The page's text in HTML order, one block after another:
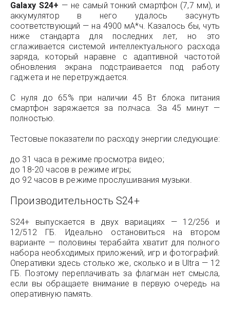
Galaxy S24+ — не самый тонкий смартфон (7,7 мм), и
аккумулятор в него удалось засунуть
соответствующий — на 4900 мА*ч. Казалось бы, чуть
ниже стандарта для последних лет, но это
сглаживается системой интеллектуального расхода
заряда, который наравне с адаптивной частотой
обновления экрана подстраивается под работу
гаджета и не перетруждается.
С нуля до 65% при наличии 45 Вт блока питания
смартфон заряжается за полчаса. За 45 минут —
полностью.
Тестовые показатели по расходу энергии следующие:
до 31 часа в режиме просмотра видео;
до 18-20 часов в режиме игры;
до 92 часов в режиме прослушивания музыки.
Производительность S24+
S24+ выпускается в двух вариациях — 12/256 и
12/512 ГБ. Идеально остановиться на втором
варианте — половины терабайта хватит для полного
набора необходимых приложений, игр и фотографий.
Оперативки здесь столько же, сколько и в Ultra — 12
ГБ. Поэтому переплачивать за флагман нет смысла,
если вы обращаете внимание в первую очередь на
оперативную память.